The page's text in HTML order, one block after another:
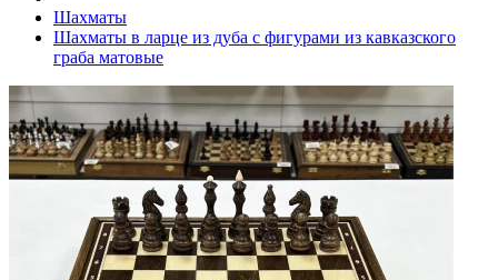
Шахматы
Шахматы в ларце из дуба с фигурами из кавказского
граба матовые